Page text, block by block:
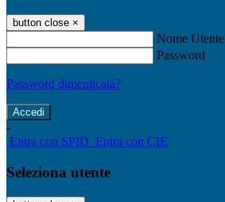
button close ×
Nome Utente
Password
Password dimenticata?
-
Entra con SPID Entra con CIE
Seleziona utente